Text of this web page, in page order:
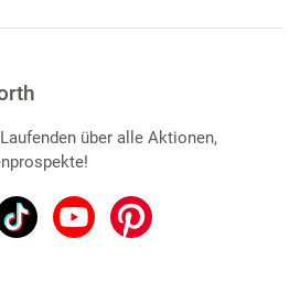
über alle Aktionen,